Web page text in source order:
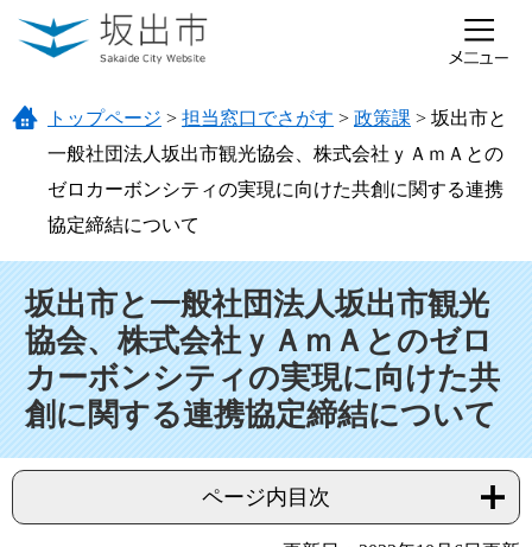
ページの先頭です。
メニューを飛ばして本文へ
トップページ > 担当窓口でさがす > 政策課 > 坂出市と
一般社団法人坂出市観光協会、株式会社ｙＡｍＡとの
ゼロカーボンシティの実現に向けた共創に関する連携
協定締結について
坂出市と一般社団法人坂出市観光
協会、株式会社ｙＡｍＡとのゼロ
カーボンシティの実現に向けた共
創に関する連携協定締結について
ページ内目次